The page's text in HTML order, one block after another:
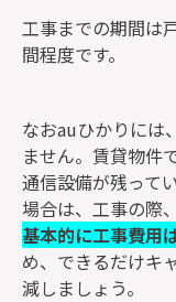
工事までの期間は
間程度です。
なおauひかりには
ません。賃貸物件
通信設備が残って
場合は、工事の際
基本的に工事費用
め、できるだけキ
減しましょう。